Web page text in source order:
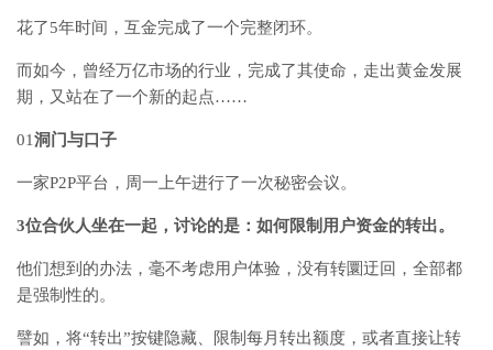
花了5年时间，互金完成了一个完整闭环。
而如今，曾经万亿市场的行业，完成了其使命，走出黄金发展
期，又站在了一个新的起点……
01洞门与口子
一家P2P平台，周一上午进行了一次秘密会议。
3位合伙人坐在一起，讨论的是：如何限制用户资金的转出。
他们想到的办法，毫不考虑用户体验，没有转圜迂回，全部都
是强制性的。
譬如，将“转出”按键隐藏、限制每月转出额度，或者直接让转